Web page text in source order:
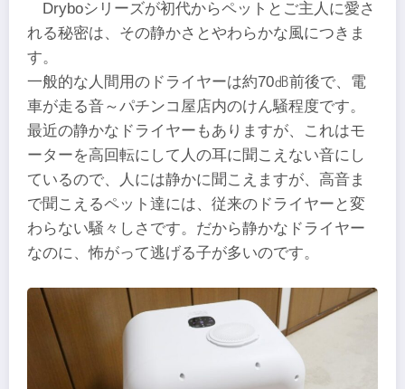
Dryboシリーズが初代からペットとご主人に愛さ
れる秘密は、その静かさとやわらかな風につきま
す。
一般的な人間用のドライヤーは約70㏈前後で、電
車が走る音～パチンコ屋店内のけん騒程度です。
最近の静かなドライヤーもありますが、これはモ
ーターを高回転にして人の耳に聞こえない音にし
ているので、人には静かに聞こえますが、高音ま
で聞こえるペット達には、従来のドライヤーと変
わらない騒々しさです。だから静かなドライヤー
なのに、怖がって逃げる子が多いのです。